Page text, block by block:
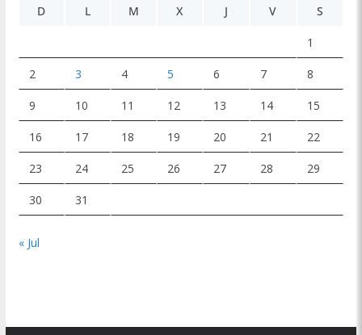
D
L M X J V S
1
2 3 4 5 6 7 8
9 10 11 12 13 14 15
16 17 18 19 20 21 22
23 24 25 26 27 28 29
30 31
« Jul